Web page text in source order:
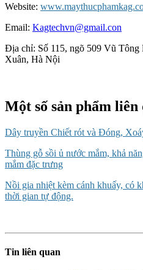
Website:
Email: Kagtechvn@gmail.con
Địa chỉ: Số 115, ngõ 509 Vũ
Xuân, Hà Nội
Một số sản phẩm liên
Dây truyền Chiết rót và Đóng,
Thùng gỗ sồi ủ nước mắm, khả
mắm đặc trưng
Nồi gia nhiệt kèm cánh khuấy, có
thời gian tự động.
Tin liên quan